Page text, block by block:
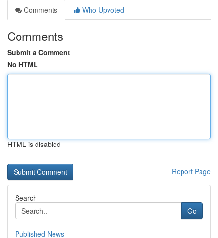
Comments
Who Upvoted
Comments
Submit a Comment
No HTML
HTML is disabled
Report Page
Search
Go
Published News